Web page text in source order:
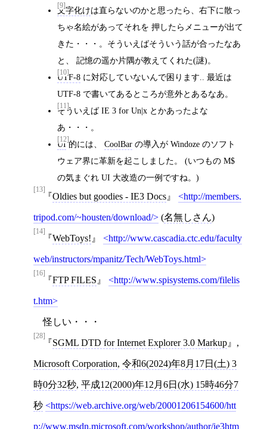
[9]
文字化けは直らないのかと思ったら、右下に散っ
ちゃ名絵があってそれを 押したらメニューが出て
きた・・・。そういえばそういう話が合ったなあ
と、 記憶の遥か片隅が教えてくれた(謎)。
[10]
UTF-8 に対応していないんで困ります.. 最近は
UTF-8 で書いてあるところが意外とあるなあ。
[11]
そういえば IE 3 for Un|x とかあったよな
あ・・・。
[12]
UI的には、 CoolBar の導入が Windoze のソフト
ウェア界に革新を起こしました。 (いつもの M$
の気まぐれ UI 大改造の一例ですね。)
[13]
Oldies but goodies - IE3 Docs http://members.
tripod.com/~housten/download/ (名無しさん)
[14]
WebToys! http://www.cascadia.ctc.edu/faculty
web/instructors/mpanitz/Tech/WebToys.html
[16]
FTP FILES http://www.spisystems.com/filelis
t.htm
怪しい・・・
[28]
SGML DTD for Internet Explorer 3.0 Markup ,
Microsoft Corporation, 令和6(2024)年8月17日(土) 3
時0分32秒, 平成12(2000)年12月6日(水) 15時46分7
秒 https://web.archive.org/web/20001206154600/htt
p://www.msdn.microsoft.com/workshop/author/ie3htm